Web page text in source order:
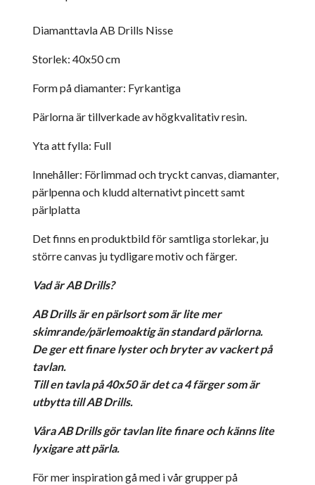
Diamanttavla AB Drills Nisse
Storlek: 40x50 cm
Form på diamanter: Fyrkantiga
Pärlorna är tillverkade av högkvalitativ resin.
Yta att fylla: Full
Innehåller: Förlimmad och tryckt canvas, diamanter,
pärlpenna och kludd alternativt pincett samt
pärlplatta
Det finns en produktbild för samtliga storlekar, ju
större canvas ju tydligare motiv och färger.
Vad är AB Drills?
AB Drills är en pärlsort som är lite mer
skimrande/pärlemoaktig än standard pärlorna.
De ger ett finare lyster och bryter av vackert på
tavlan.
Till en tavla på 40x50 är det ca 4 färger som är
utbytta till AB Drills.
Våra AB Drills gör tavlan lite finare och känns lite
lyxigare att pärla.
För mer inspiration gå med i vår grupper på